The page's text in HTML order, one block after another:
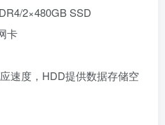
2×480GB SSD
卡
速度，HDD提供数据存储空